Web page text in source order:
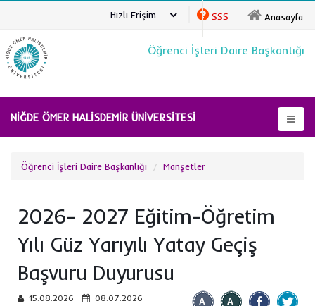
Anasayfa
SSS
Hızlı Erişim
NİĞDE ÖMER HALİSDEMİR ÜNİVERSİTESİ
Öğrenci İşleri Daire Başkanlığı
Öğrenci İşleri Daire Başkanlığı Manşetler
2026- 2027 Eğitim-Öğretim
Yılı Güz Yarıyılı Yatay Geçiş
Başvuru Duyurusu
15.08.2026 08.07.2026